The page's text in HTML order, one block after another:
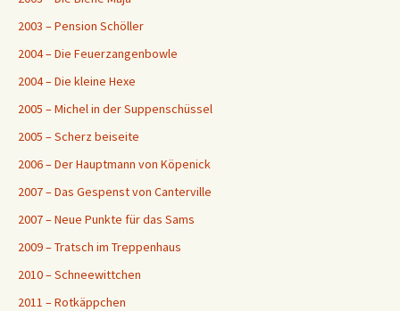
2003 – Pension Schöller
2004 – Die Feuerzangenbowle
2004 – Die kleine Hexe
2005 – Michel in der Suppenschüssel
2005 – Scherz beiseite
2006 – Der Hauptmann von Köpenick
2007 – Das Gespenst von Canterville
2007 – Neue Punkte für das Sams
2009 – Tratsch im Treppenhaus
2010 – Schneewittchen
2011 – Rotkäppchen